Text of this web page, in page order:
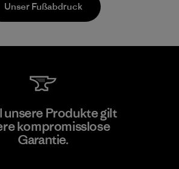
Inc.
Unser Fußabdruck
unsere Produkte gilt
kompromisslose
Garantie.